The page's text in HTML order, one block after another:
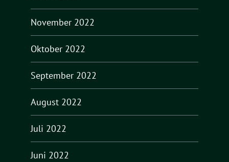
November 2022
Oktober 2022
September 2022
August 2022
Juli 2022
Juni 2022